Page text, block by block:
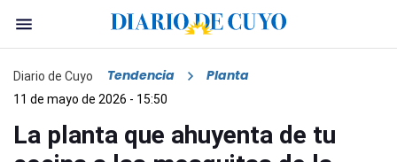
Diario de Cuyo Tendencia Planta
11 de mayo de 2026 - 15:50
La planta que ahuyenta de tu